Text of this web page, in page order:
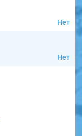
Нет
Нет